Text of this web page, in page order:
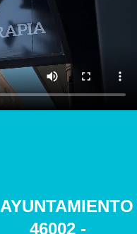
AYUNTAMIENTO
46002 -